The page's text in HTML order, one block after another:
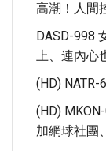
高潮！人間
DASD-998
上、連內心
(HD)
(HD)
加網球社團